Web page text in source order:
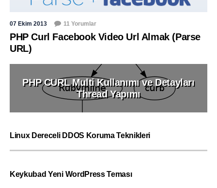
07 Ekim 2013 11 Yorumlar
PHP Curl Facebook Video Url Almak (Parse
URL)
PHP CURL Multi Kullanımı ve Detayları
Thread Yapımı
Linux Dereceli DDOS Koruma Teknikleri
Keykubad Yeni WordPress Teması